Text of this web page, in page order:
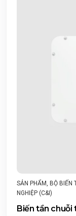
SẢN PHẨM, BỘ BIẾN
NGHIỆP (C&I)
Biến tần chuỗi